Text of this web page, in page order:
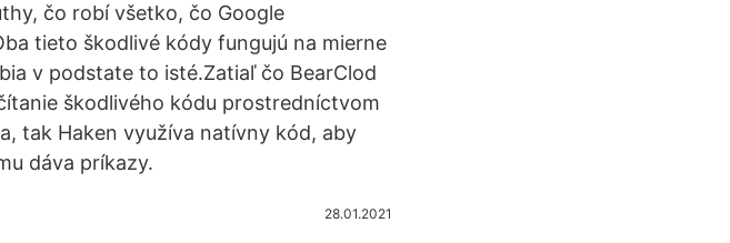
čo robí všetko, čo Google
tieto škodlivé kódy fungujú na mierne
v podstate to isté.Zatiaľ čo BearClod
škodlivého kódu prostredníctvom
tak Haken využíva natívny kód, aby
dáva príkazy.
28.01.2021